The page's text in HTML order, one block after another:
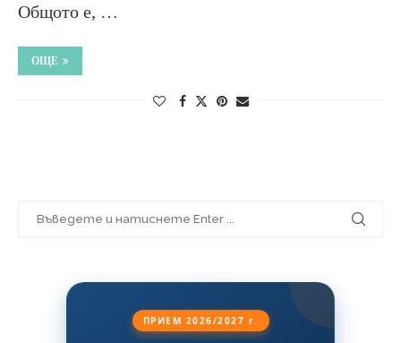
Общото е, …
ОЩЕ
ПРИЕМ 2026/2027 г.